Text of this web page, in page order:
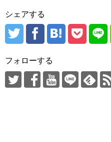
シェアする
フォローする